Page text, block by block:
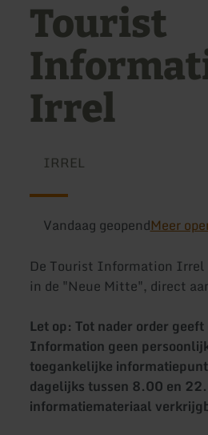
Tourist
Irrel
IRREL
Vandaag geopendMeer
De Tourist Information Irrel
in de "Neue Mitte", direct
Let op: Tot nader order
Information geen
toegankelijke
dagelijks tussen 8.00 en
informatiemateriaal